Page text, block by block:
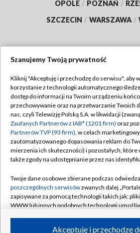
OPOLE / POZNAŃ /
SZCZECIN / WARSZAWA /
TVP
Abonament TVP
Emisja w TVP
Centrum informacji TVP
Naziemna Telewizja Cyfrowa
Rada Programowa
System NOS
Informacje o nadawcy
Regulamin
Polityka
Moje zgody
Pomoc
Kontakt
Kanały
Szanujemy Twoją prywatność
Kliknij "Akceptuję i przechodzę do serwisu", aby
korzystanie z technologii automatycznego
dostęp do informacji na Twoim urządzeniu
przechowywanie oraz na przetwarzanie Twoich
nas, czyli Telewizję Polską S.A. w likwidacji
Zaufanych Partnerów z IAB* (1201 firm) oraz
Partnerów TVP (93 firm), w celach
zautomatyzowanego dopasowania reklam do
mierzenia ich skuteczności) i pozostałych, które
także zgody na udostępnianie przez nas
Twoje dane osobowe zbierane podczas
poszczególnych serwisówzwanych dalej
zapisywane za pomocą technologii takich jak:
WWW lub innych podobnych technologii
Akceptuję i przechodzę